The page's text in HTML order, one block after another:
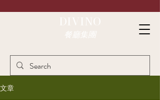
DIVINO
餐廳集團
文章